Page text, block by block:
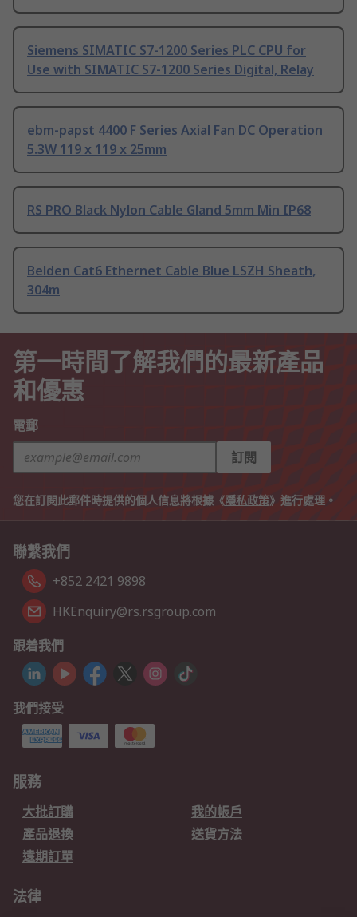
Siemens SIMATIC S7-1200 Series PLC CPU for
Use with SIMATIC S7-1200 Series Digital, Relay
ebm-papst 4400 F Series Axial Fan DC Operation
5.3W 119 x 119 x 25mm
RS PRO Black Nylon Cable Gland 5mm Min IP68
Belden Cat6 Ethernet Cable Blue LSZH Sheath,
304m
第一時間了解我們的最新產品
和優惠
電郵
訂閱
您在訂閱此郵件時提供的個人信息將根據《隱私政策》進行處理。
聯繫我們
+852 2421 9898
HKEnquiry@rs.rsgroup.com
跟着我們
我們接受
服務
大批訂購
我的帳戶
產品退換
送貨方法
遠期訂單
法律